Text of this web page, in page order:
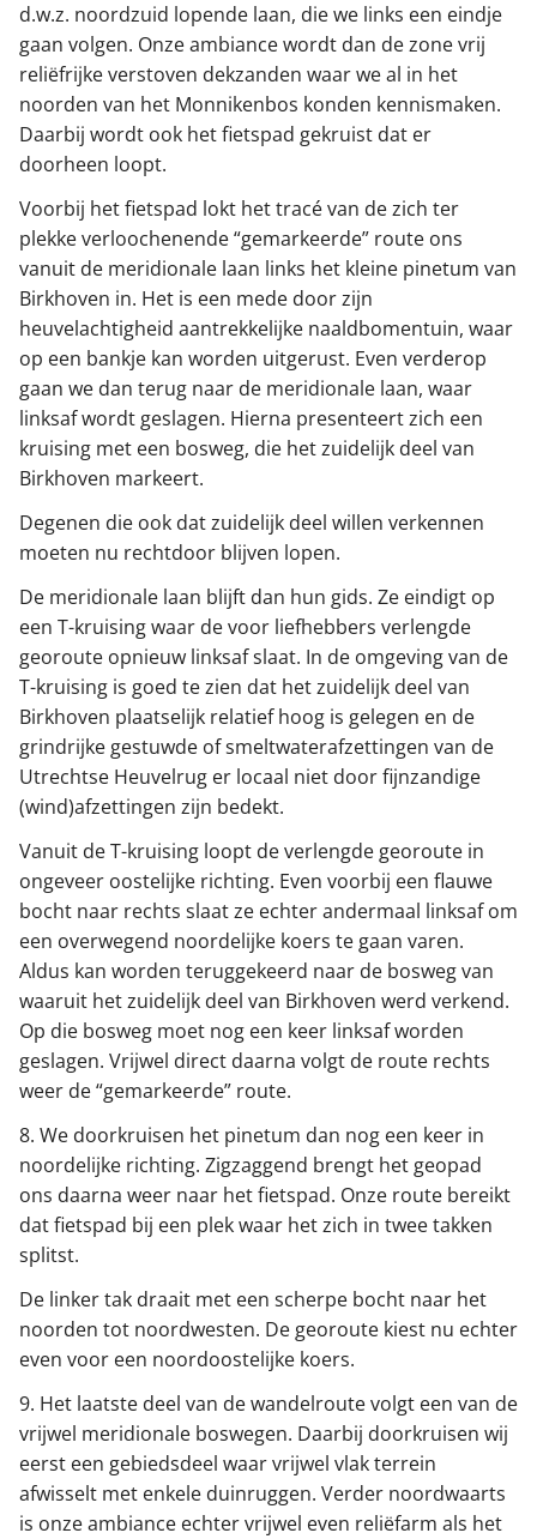
d.w.z. noordzuid lopende laan, die we links een eindje
gaan volgen. Onze ambiance wordt dan de zone vrij
reliëfrijke verstoven dekzanden waar we al in het
noorden van het Monnikenbos konden kennismaken.
Daarbij wordt ook het fietspad gekruist dat er
doorheen loopt.
Voorbij het fietspad lokt het tracé van de zich ter
plekke verloochenende “gemarkeerde” route ons
vanuit de meridionale laan links het kleine pinetum van
Birkhoven in. Het is een mede door zijn
heuvelachtigheid aantrekkelijke naaldbomentuin, waar
op een bankje kan worden uitgerust. Even verderop
gaan we dan terug naar de meridionale laan, waar
linksaf wordt geslagen. Hierna presenteert zich een
kruising met een bosweg, die het zuidelijk deel van
Birkhoven markeert.
Degenen die ook dat zuidelijk deel willen verkennen
moeten nu rechtdoor blijven lopen.
De meridionale laan blijft dan hun gids. Ze eindigt op
een T-kruising waar de voor liefhebbers verlengde
georoute opnieuw linksaf slaat. In de omgeving van de
T-kruising is goed te zien dat het zuidelijk deel van
Birkhoven plaatselijk relatief hoog is gelegen en de
grindrijke gestuwde of smeltwaterafzettingen van de
Utrechtse Heuvelrug er locaal niet door fijnzandige
(wind)afzettingen zijn bedekt.
Vanuit de T-kruising loopt de verlengde georoute in
ongeveer oostelijke richting. Even voorbij een flauwe
bocht naar rechts slaat ze echter andermaal linksaf om
een overwegend noordelijke koers te gaan varen.
Aldus kan worden teruggekeerd naar de bosweg van
waaruit het zuidelijk deel van Birkhoven werd verkend.
Op die bosweg moet nog een keer linksaf worden
geslagen. Vrijwel direct daarna volgt de route rechts
weer de “gemarkeerde” route.
8. We doorkruisen het pinetum dan nog een keer in
noordelijke richting. Zigzaggend brengt het geopad
ons daarna weer naar het fietspad. Onze route bereikt
dat fietspad bij een plek waar het zich in twee takken
splitst.
De linker tak draait met een scherpe bocht naar het
noorden tot noordwesten. De georoute kiest nu echter
even voor een noordoostelijke koers.
9. Het laatste deel van de wandelroute volgt een van de
vrijwel meridionale boswegen. Daarbij doorkruisen wij
eerst een gebiedsdeel waar vrijwel vlak terrein
afwisselt met enkele duinruggen. Verder noordwaarts
is onze ambiance echter vrijwel even reliëfarm als het